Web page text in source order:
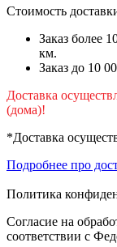
Стоимость
Заказ более
км.
Заказ до 10
Доставка
(дома)!
*Доставка
Подробнее про
Политика
Согласие на
соответствии с